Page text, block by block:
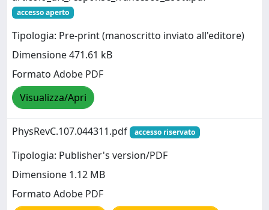
accesso aperto
Tipologia: Pre-print (manoscritto inviato all'editore)
Dimensione 471.61 kB
Formato Adobe PDF
Visualizza/Apri
PhysRevC.107.044311.pdf accesso riservato
Tipologia: Publisher's version/PDF
Dimensione 1.12 MB
Formato Adobe PDF